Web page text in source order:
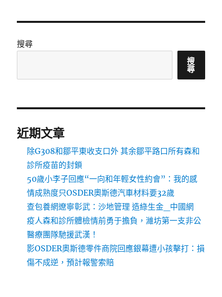
搜尋
搜
尋
近期文章
除G308和鄒平東收支口外 其余鄒平路口所有森和
診所疫苗的封鎖
50歲小李子回應“一向和年輕女性約會”：我的感
情成熟度只OSDER奧斯德汽車材料要32歲
查包養網遼寧彰武：沙地管理 造綠生金_中國網
疫人森和診所體檢情前勇于擔負，濰坊第一支非公
醫療團隊馳援武漢！
影OSDER奧斯德零件商院回應銀幕遭小孩擊打：損
傷不成逆，預計報警索賠